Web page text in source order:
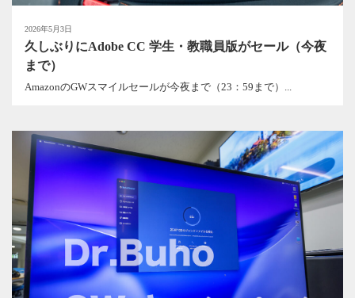
2026年5月3日
久しぶりにAdobe CC 学生・教職員版がセール（今夜
まで）
AmazonのGWスマイルセールが今夜まで（23：59まで）...